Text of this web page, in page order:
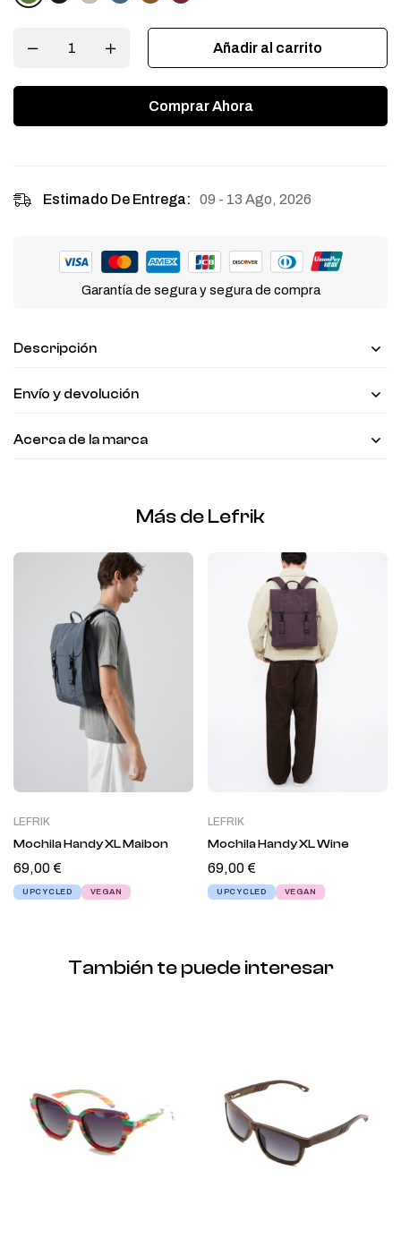
Añadir al carrito
Comprar Ahora
Estimado De Entrega: 09 - 13 Ago, 2026
Garantía de segura y segura de compra
Descripción
Envío y devolución
Acerca de la marca
Más de Lefrik
LEFRIK
Mochila Handy XL Maibon
69,00€
UPCYCLED VEGAN
LEFRIK
Mochila Handy XL Wine
69,00€
UPCYCLED VEGAN
También te puede interesar